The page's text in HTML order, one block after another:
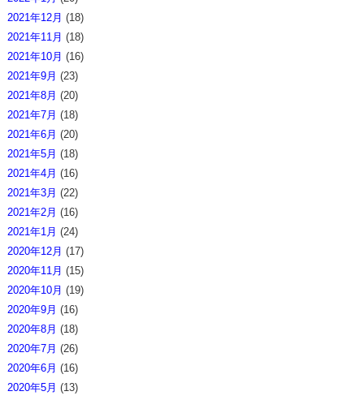
2021年12月 (18)
2021年11月 (18)
2021年10月 (16)
2021年9月 (23)
2021年8月 (20)
2021年7月 (18)
2021年6月 (20)
2021年5月 (18)
2021年4月 (16)
2021年3月 (22)
2021年2月 (16)
2021年1月 (24)
2020年12月 (17)
2020年11月 (15)
2020年10月 (19)
2020年9月 (16)
2020年8月 (18)
2020年7月 (26)
2020年6月 (16)
2020年5月 (13)